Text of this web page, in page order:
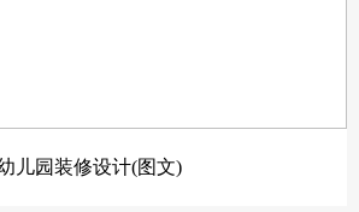
儿园装修设计(图文)